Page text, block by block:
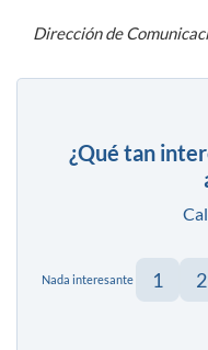
Dirección de
¿Qué tan
Nada interesante 1 2